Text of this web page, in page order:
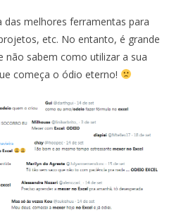
das melhores ferramentas para
etc. No entanto, é grande
não sabem como utilizar a sua
começa o ódio eterno!